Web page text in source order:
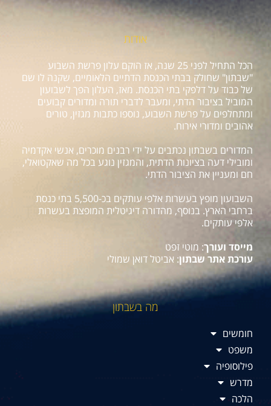
אודות
הכל התחיל לפני 25 שנה, אז הוקם עלון פרשת השבוע
"שבתון" שחולק בבתי הכנסת הדתיים הלאומיים, שקנה לו שם
של כבוד על דלפקי בתי הכנסת. מאז, העלון הפך לשבועון
המוביל בציבור הדתי, ומעבר לדברי תורה ומדורים קבועים
ומתחלפים על פרשת השבוע, נוספו כתבות מגזין, טורים
אהובים ומדורי אירוח.
המדורים בשבתון נכתבים על ידי רבנים מוכרים, אנשי אקדמיה
ומובילי דעה בציונות הדתית, והמגזין נוגע בכל מה שאקטואלי,
חם ומעניין את הציבור הדתי.
השבועון מופץ בעשרות אלפי עותקים בכ-5,500 בתי כנסת
ברחבי הארץ. בנוסף, מהדורה דיגיטלית המופצת בעשרות
אלפי עותקים.
מייסד ועורך: מוטי זפט
עורכת אתר שבתון: אביטל דואן שמולי
מה בשבתון
חומשים
משפט
פילוסופיה
מדרש
הלכה